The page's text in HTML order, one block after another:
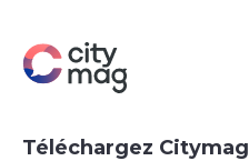
Téléchargez Citymag